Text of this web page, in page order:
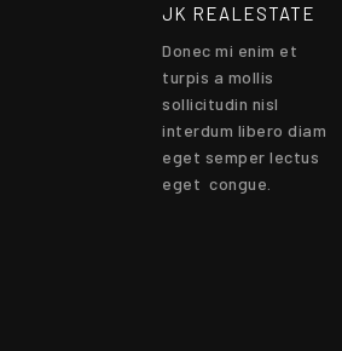
JK REALESTATE
Donec mi enim et
turpis a mollis
sollicitudin nisl
interdum libero diam
eget semper lectus
eget congue.